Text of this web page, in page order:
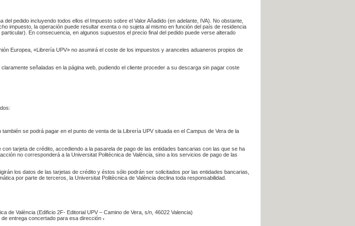
pedido incluyendo todos ellos el Impuesto sobre el Valor Añadido (en adelante, IVA). No obstante,
impuesto, la operación puede resultar exenta o no sujeta al mismo en función del país de residencia
En consecuencia, en algunos supuestos el precio final del pedido puede verse alterado
Europea, «Librería UPV» no asumirá el coste de los impuestos y aranceles aduaneros propios de
señaladas en la página web, pudiendo el cliente proceder a su descarga sin pagar coste
se podrá pagar en el punto de venta de la Librería UPV situada en el Campus de Vera de la
tarjeta de crédito, accediendo a la pasarela de pago de las entidades bancarias con las que se ha
no corresponderá a la Universitat Politècnica de València, sino a los servicios de pago de las
los datos de las tarjetas de crédito y éstos sólo podrán ser solicitados por las entidades bancarias,
por parte de terceros, la Universitat Politècnica de València declina toda responsabilidad.
de València (Edificio 2F- Editorial UPV – Camino de Vera, s/n, 46022 Valencia)
entrega concertado para esa dirección .